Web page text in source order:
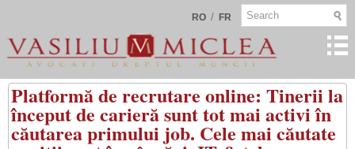
RO / FR
Platformă de recrutare online: Tinerii la
început de carieră sunt tot mai activi în
căutarea primului job. Cele mai căutate